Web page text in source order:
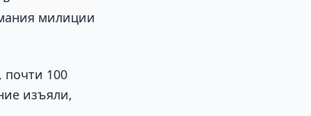
милиции
100
изъяли,